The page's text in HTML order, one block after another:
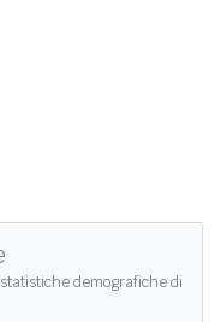
statistiche demografiche di